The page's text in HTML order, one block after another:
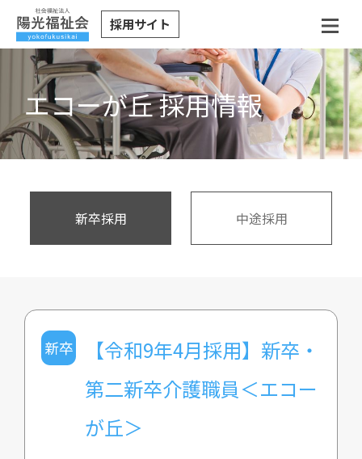
採用サイト
エコーが丘 採用情報
新卒採用 中途採用
新卒
【令和9年4月採用】新卒・
第二新卒介護職員＜エコー
が丘＞